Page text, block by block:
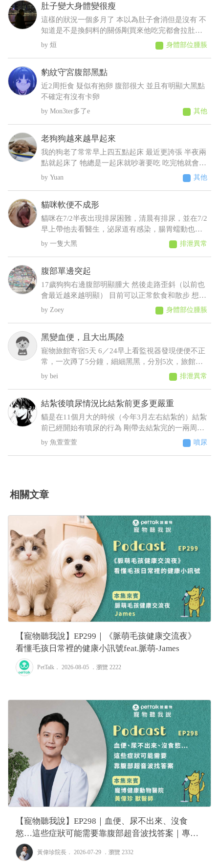
他皮膚問題?
肚子變大身體變很瘦
這樣的狀況一個多月了 本以為肚子會消但是沒有 不
知道是不是換飼料的關係剛買來他吃完都會拉肚子
後來就少量多餐就比較不會拉了以前飼料都吃很快
現在都吃很慢有時候還沒有吃完 反而人在吃的他都
現在沒長多少出來變很瘦看得到肋骨 請問醫師這是
什麼狀況????????
烜 身體部位腫脹
豹紋守宮腹部黑點
近2周拒食 疑似有抱卵 腹部很大 並且有明顯大黑點
不確定有沒有卡卵
Mon3ter多了e 其他
老狗狗越來越早起來
我的狗老了常常早上四五點起床 最近更誇張 半夜兩
點就起床了 牠總是一起床就吵著要吃 吃完牠就會乖
乖睡回去 不吃牠就一直抓門一直來回踱步 我明明晚
上十點才給牠吃過 增加了散步次數 結果好像更糟
都是罐頭加水或羊奶稀釋給牠才會喝 這樣子可能是
什麼疾病呀 建議要做什麼檢查呢
Yuan 其他
貓咪軟便不成形
貓咪在7/2半夜出現排尿困難，清晨有排尿，並在7/2
早上帶他去看醫生，泌尿道有感染，腸胃蠕動也變
慢，目前在吃消炎藥和胃藥，昨日貓咪排便時軟便
但有成型，而今日排便軟便並未成型，貓咪在前陣
成型的
一隻大黑 排泄異常
腹部單邊突起
17歲狗狗右邊腹部明顯腫大 然後走路歪斜（以前也
會最近越來越明顯） 目前可以正常飲食和散步 想請
問可能會是什麼狀況，謝謝
Zoey 身體部位腫脹
黑變血便，且大出馬陸
寵物旅館寄宿5天 6／24早上看監視器發現便便不正
常，一次蹲了5分鐘，細細黑黑，分別5次，旅館通
報早上吐 中午接回，回來不進食，只喝水，且晚間
拉了2次黑便〔帶紅果凍型態的晶體〕 6／25 清晨
來！ 6／25下午帶去旅館指定的獸醫院看診 肛門觸
診完，醫生判斷潰瘍性結直腸炎，隨即打了制酸
劑，給了胃粘膜保護劑跟止瀉 7/2告知旅館回診血檢
期中這三項不正常BUN66/RBC9.13/ALT87，旅館改
口說不是他們的問題，沒證據足以判斷是馬陸造成
bei 排泄異常
結紮後噴尿情況比結紮前更多更嚴重
貓是在11個月大的時候（今年3月左右結紮的）結紮
前已經開始有噴尿的行為 剛帶去結紮完的一兩周基
本沒噴尿 之後的時間經常噴尿 原先只是床旁邊的牆
壁 到後來床頭櫃、衣櫃、電腦螢幕、電腦主機 連在
情況該怎麼解決 被噴到很崩潰想送養了
魚萱萱萱 噴尿
相關文章
【寵物聽我說】EP299｜《脈萌毛孩健康交流夜》
看懂毛孩日常裡的健康小訊號feat.脈萌-James
PetTalk ． 2026-08-05 ． 瀏覽 2222
【寵物聽我說】EP298｜血便、尿不出來、沒食
慾…這些症狀可能需要靠腹部超音波找答案｜專業
獸醫—黃偉珍
黃偉珍院長 ． 2026-07-29 ． 瀏覽 2332